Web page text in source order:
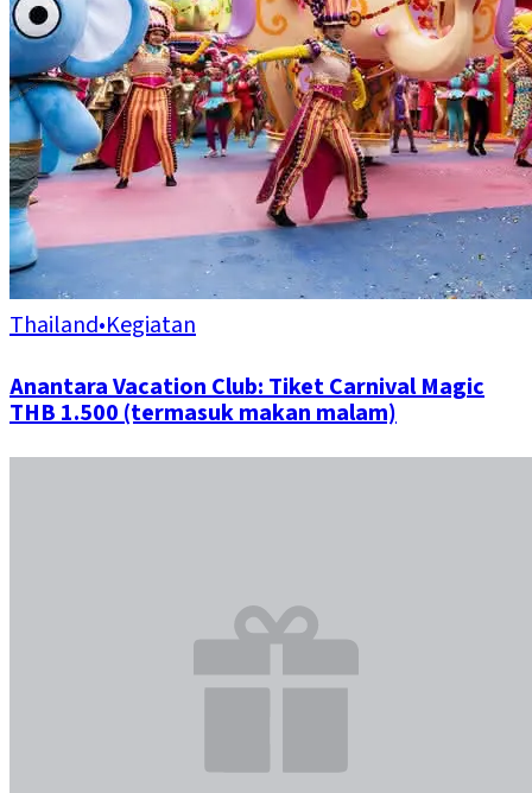
Thailand•Kegiatan
Anantara Vacation Club: Tiket Carnival Magic
THB 1.500 (termasuk makan malam)